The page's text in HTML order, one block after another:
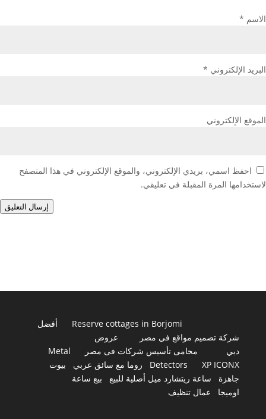
الاسم *
البريد الإلكتروني *
الموقع الإلكتروني
احفظ اسمي، بريدي الإلكتروني، والموقع الإلكتروني في هذا المتصفح
لاستخدامها المرة المقبلة في تعليقي.
إرسال التعليق
Reserve cottages in Borjomi
أفضل
شركة تصميم مواقع في مصر
عروض
دبي
محامى تأسيس شركات فى مصر
Metal
Detectors
XP ICONX روما مع سائق عربي
بيوت
جاهزة
ساعة ريتشارد ميل أصلية للبيع
بيع ساعة
اوميجا
عمال تنظيف